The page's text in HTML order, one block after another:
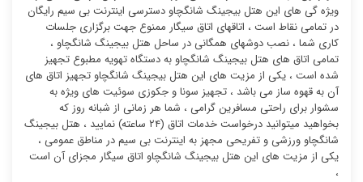
ویژه گی های این هتل بیجینگ شانگچاو دسترسی اینترنت بی سیم رایگان
در تمامی نقاط است ، اتاقهای اتاق سیگار ممنوع جهت برگزاری جلسات
کاری شما ، نصب دوشهای همگانی در ساحل هتل بیجینگ شانگچاو ،
تمامی اتاق های هتل بیجینگ شانگچاو به دستگاه تهویه مطبوع تجهیز
شده است ، یکی از مزیت های این هتل بیجینگ شانگچاو تجهیز اتاق های
آن به قهوه ساز می باشد ، تجهیز سونا و جکوزی سوئیت ‌های ویژه به
سشوار برای راحتی مسافرین گرامی ، شما هر زمانی از شبانه روز که
بخواهید میتوانید درخواست خدمات اتاق (۲۴ ساعته) نمایید ، هتل بیجینگ
شانگچاو ورزشی و تفریحی مجهز به اینترنت بی سیم در مناطق عمومی ،
یکی از مزیت های این هتل بیجینگ شانگچاو اتاق سیگار مجزای آن است
،